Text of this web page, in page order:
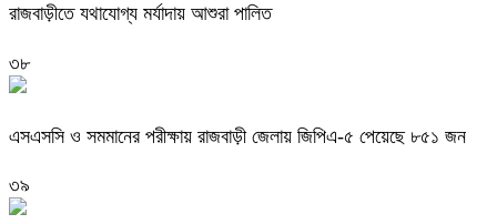
রাজবাড়ীতে যথাযোগ্য মর্যাদায় আশুরা পালিত
৩৮
এসএসসি ও সমমানের পরীক্ষায় রাজবাড়ী জেলায় জিপিএ-৫ পেয়েছে ৮৫১ জন
৩৯